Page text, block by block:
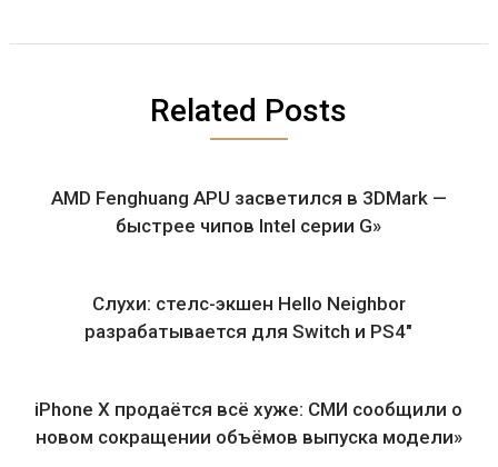
Related Posts
AMD Fenghuang APU засветился в 3DMark —
быстрее чипов Intel серии G»
Слухи: стелс-экшен Hello Neighbor
разрабатывается для Switch и PS4″
iPhone X продаётся всё хуже: СМИ сообщили о
новом сокращении объёмов выпуска модели»